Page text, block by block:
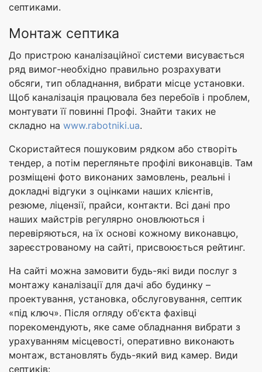
септиками.
Монтаж септика
До пристрою каналізаційної системи висувається
ряд вимог-необхідно правильно розрахувати
обсяги, тип обладнання, вибрати місце установки.
Щоб каналізація працювала без перебоїв і проблем,
монтувати її повинні Профі. Знайти таких не
складно на www.rabotniki.ua.
Скористайтеся пошуковим рядком або створіть
тендер, а потім перегляньте профілі виконавців. Там
розміщені фото виконаних замовлень, реальні і
докладні відгуки з оцінками наших клієнтів,
резюме, ліцензії, прайси, контакти. Всі дані про
наших майстрів регулярно оновлюються і
перевіряються, на їх основі кожному виконавцю,
зареєстрованому на сайті, присвоюється рейтинг.
На сайті можна замовити будь-які види послуг з
монтажу каналізації для дачі або будинку –
проектування, установка, обслуговування, септик
«під ключ». Після огляду об'єкта фахівці
порекомендують, яке саме обладнання вибрати з
урахуванням місцевості, оперативно виконають
монтаж, встановлять будь-який вид камер. Види
септиків: